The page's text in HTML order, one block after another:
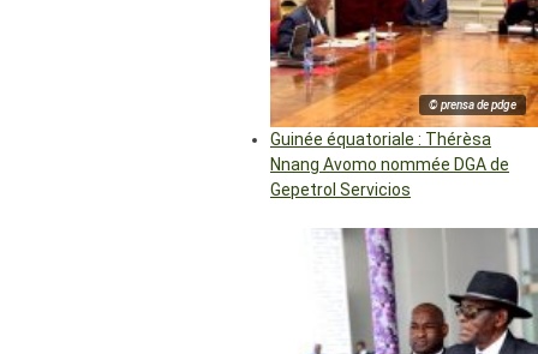
© prensa de pdge
Guinée équatoriale : Thérèsa
Nnang Avomo nommée DGA de
Gepetrol Servicios